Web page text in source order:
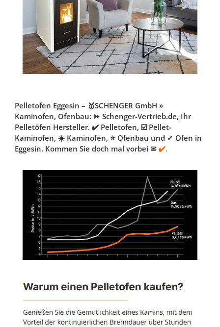
Pelletofen Eggesin – 🥇SCHENGER GmbH »
Kaminofen, Ofenbau: ⏩ Schenger-Vertrieb.de, Ihr
Pelletöfen Hersteller. ✔️ Pelletofen, ☑️ Pellet-
Kaminofen, ☀️ Kaminofen, ⭐ Ofenbau und ✓ Ofen in
Eggesin. Kommen Sie doch mal vorbei ✉ ✔️.